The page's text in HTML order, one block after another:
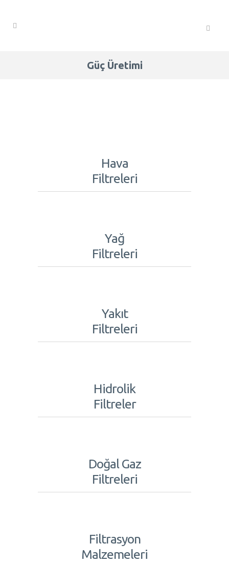
Güç Üretimi
Hava
Filtreleri
Yağ
Filtreleri
Yakıt
Filtreleri
Hidrolik
Filtreler
Doğal Gaz
Filtreleri
Filtrasyon
Malzemeleri